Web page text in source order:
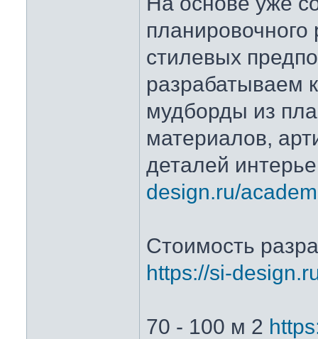
стилевых
разрабатываем
мудборды из
материалов,
деталей
design.ru/
Стоимость
https://si-
70 - 100 м 2